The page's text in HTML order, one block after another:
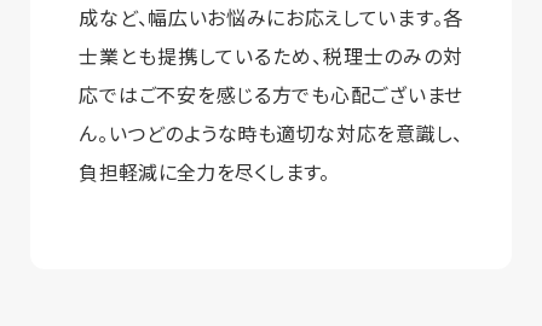
成など、幅広いお悩みにお応えしています。各
士業とも提携しているため、税理士のみの対
応ではご不安を感じる方でも心配ございませ
ん。いつどのような時も適切な対応を意識し、
負担軽減に全力を尽くします。